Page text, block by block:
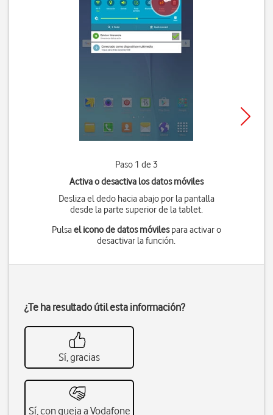
Paso 1 de 3
Activa o desactiva los datos móviles
Desliza el dedo hacia abajo por la pantalla
desde la parte superior de la tablet.
Pulsael icono de datos móvilespara activar o
desactivar la función.
¿Te ha resultado útil esta información?
Sí, gracias
Sí, con queja a Vodafone